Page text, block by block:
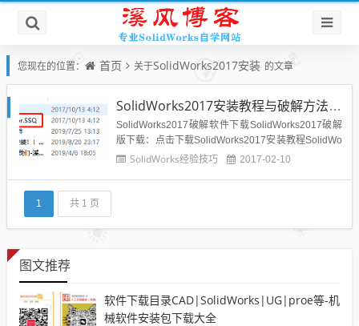
您现在的位置： 首页 关于SolidWorks2017安装 的文章
SolidWorks2017安装教程与破解方法--亲测能用
SolidWorks2017破解软件下载SolidWorks2017破解
版下载：点击下载SolidWorks2017安装教程SolidWo
rks2017安装教程与SolidWorks2016和2015、2014
SolidWorks经验技巧 2017-02-10
1 共 1 页
图文推荐
软件下载目录CAD|SolidWorks|UG|proe等-机
械软件安装包下载大全